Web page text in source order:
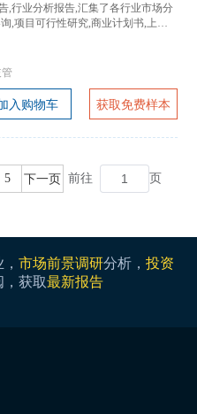
,行业分析报告,汇集了各行业市场分
,项目可行性研究,商业计划书,上市
入购物车 获取免费样本
5 下一页 前往 页
，市场前景调研分析，投资
，获取最新报告